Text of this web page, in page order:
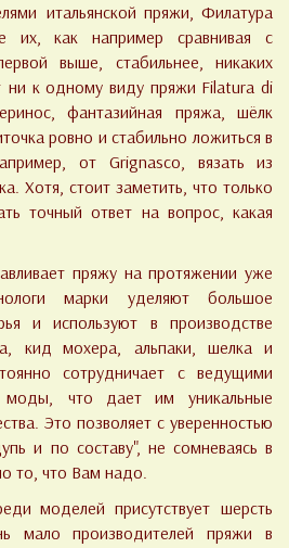
итальянской пряжи, Филатура
как например сравнивая с
выше, стабильнее, никаких
ни к одному виду пряжи Filatura di
фантазийная пряжа, шёлк
ровно и стабильно ложиться в
от Grignasco, вязать из
Хотя, стоит заметить, что только
точный ответ на вопрос, какая
пряжу на протяжении уже
марки уделяют большое
и используют в производстве
кид мохера, альпаки, шелка и
сотрудничает с ведущими
моды, что дает им уникальные
Это позволяет с уверенностью
и по составу", не сомневаясь в
то, что Вам надо.
моделей присутствует шерсть
мало производителей пряжи в